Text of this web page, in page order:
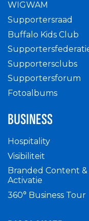
WIGWAM
Supportersraad
Buffalo Kids Club
Supportersclubs
Supportersforum
Fotoalbums
BUSINESS
Hospitality
Visibiliteit
Branded Content &
Activatie
360° Business Tour